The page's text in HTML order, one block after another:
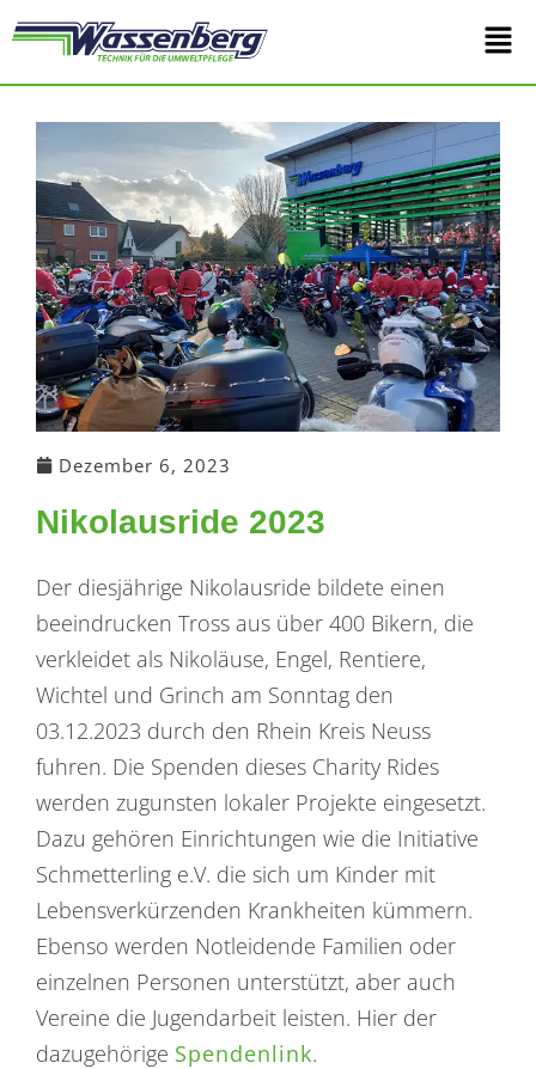
Inhalt
springen
Main
Dezember 6, 2023
Nikolausride 2023
Der diesjährige Nikolausride bildete einen
beeindrucken Tross aus über 400 Bikern, die
verkleidet als Nikoläuse, Engel, Rentiere,
Wichtel und Grinch am Sonntag den
03.12.2023 durch den Rhein Kreis Neuss
fuhren. Die Spenden dieses Charity Rides
werden zugunsten lokaler Projekte eingesetzt.
Dazu gehören Einrichtungen wie die Initiative
Schmetterling e.V. die sich um Kinder mit
Lebensverkürzenden Krankheiten kümmern.
Ebenso werden Notleidende Familien oder
einzelnen Personen unterstützt, aber auch
Vereine die Jugendarbeit leisten. Hier der
dazugehörige Spendenlink.